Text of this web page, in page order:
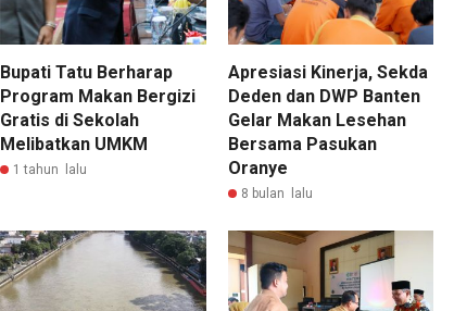
Bupati Tatu Berharap
Program Makan Bergizi
Gratis di Sekolah
Melibatkan UMKM
1 tahun lalu
Apresiasi Kinerja, Sekda
Deden dan DWP Banten
Gelar Makan Lesehan
Bersama Pasukan
Oranye
8 bulan lalu